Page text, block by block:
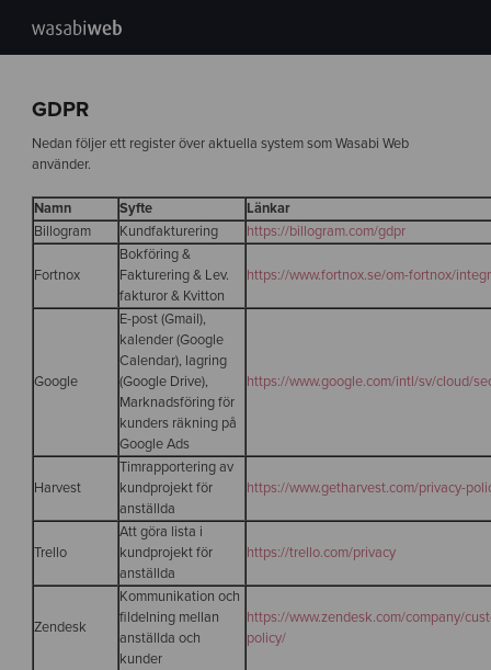
GDPR
Nedan följer ett register över aktuella system som Wasabi Web
använder.
Namn Syfte
Länkar
Billogram
Kundfakturering https://billogram.com/gdpr
Fortnox
Bokföring &
Fakturering & Lev.
fakturor & Kvitton
https://www.fortnox.se/om-fortnox/
Google
E-post (Gmail),
kalender (Google
Calendar), lagring
(Google Drive),
Marknadsföring för
kunders räkning på
Google Ads
https://www.google.com/intl/sv/cloud/
Harvest
Timrapportering av
kundprojekt för
anställda
https://www.getharvest.com/privacy-
Trello
Att göra lista i
kundprojekt för
anställda
https://trello.com/privacy
Zendesk
Kommunikation och
fildelning mellan
anställda och
kunder
https://www.zendesk.com/company/
policy/